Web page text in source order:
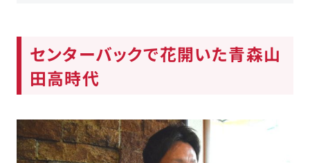
センターバックで花開いた青森山
田高時代